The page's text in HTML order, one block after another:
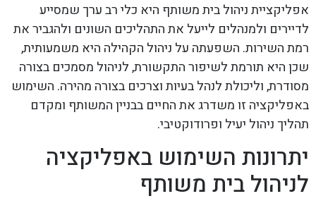
אפליקציית ניהול בית משותף היא כלי רב ערך שמסייע
לדיירים ולמנהלים לייעל את התהליכים השונים ולהגביר את
רמת השירות. השפעתה על ניהול הקהילה היא משמעותית,
שכן היא תורמת לשיפור התקשורת, לניהול מסמכים בצורה
מסודרת, וליכולת לנהל בעיות וצרכים בצורה מהירה. השימוש
באפליקציה זו משדרג את החיים בבניין המשותף ומקדם
תהליך ניהול יעיל ופרודוקטיבי.
יתרונות השימוש באפליקציה
לניהול בית משותף